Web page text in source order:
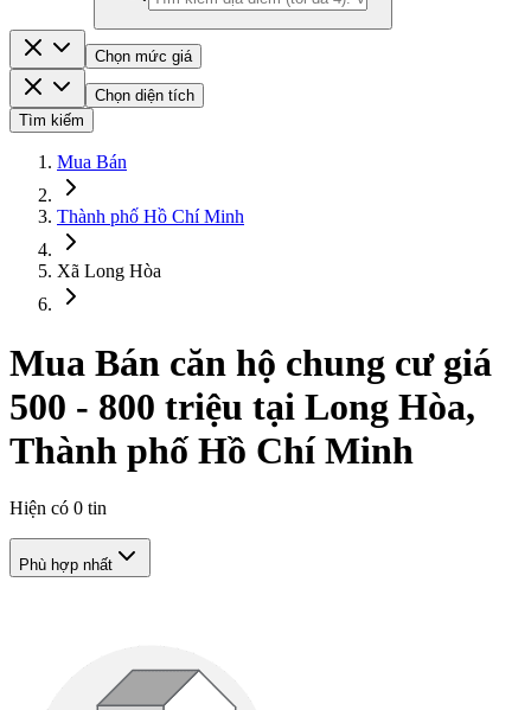
Chọn mức giá
Chọn diện tích
Tìm kiếm
Mua Bán
Thành phố Hồ Chí Minh
Xã Long Hòa
Mua Bán căn hộ chung cư giá
500 - 800 triệu tại Long Hòa,
Thành phố Hồ Chí Minh
Hiện có 0 tin
Phù hợp nhất